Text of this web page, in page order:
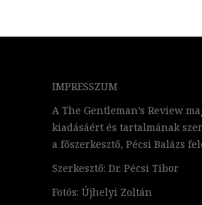
IMPRESSZUM
A The Gentleman’s Review
kiadásáért és tartalmának
a főszerkesztő, Pécsi Balázs
Szerkesztő: Dr. Pécsi Tibor
Fotós: Újhelyi Zoltán